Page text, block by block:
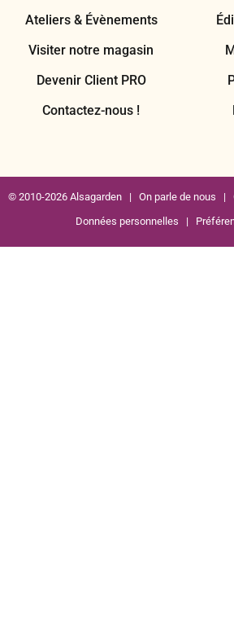
Ateliers & Évènements
Visiter notre magasin
Devenir Client PRO
Contactez-nous !
© 2010-2026 Alsagarden | On parle de nous |
Données personnelles |